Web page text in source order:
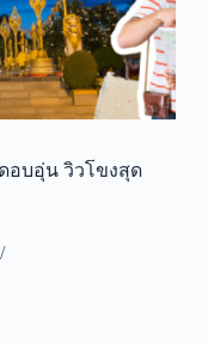
อบอุ่น วิวโขงสุด